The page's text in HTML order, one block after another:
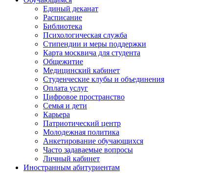
Единый деканат
Расписание
Библиотека
Психологическая служба
Стипендии и меры поддержки
Карта москвича для студента
Общежитие
Медицинский кабинет
Студенческие клубы и объединения
Оплата услуг
Цифровое пространство
Семья и дети
Карьера
Патриотический центр
Молодежная политика
Анкетирование обучающихся
Часто задаваемые вопросы
Личный кабинет
Иностранным абитуриентам